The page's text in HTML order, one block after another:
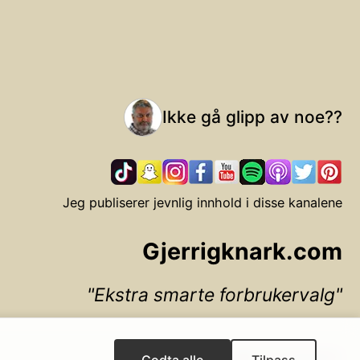
Ikke gå glipp av noe??
Jeg publiserer jevnlig innhold i disse kanalene
Gjerrigknark.com
Ekstra smarte forbrukervalg